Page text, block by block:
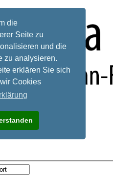
die
Seite zu
und die
zu analysieren.
erklären Sie sich
Cookies